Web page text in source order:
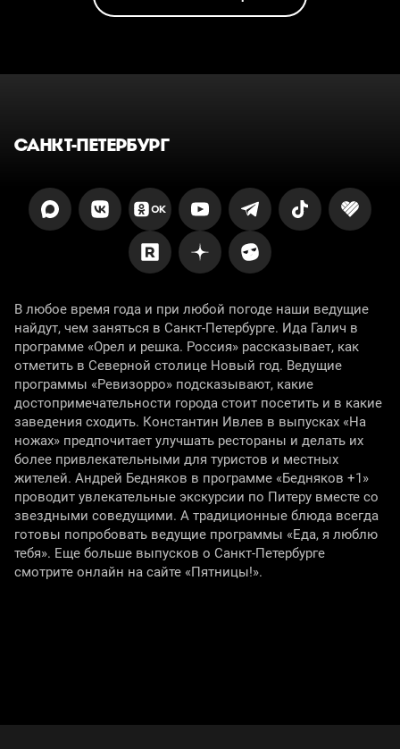
САНКТ-ПЕТЕРБУРГ
В любое время года и при любой погоде наши ведущие
найдут, чем заняться в Санкт-Петербурге. Ида Галич в
программе «Орел и решка. Россия» рассказывает, как
отметить в Северной столице Новый год. Ведущие
программы «Ревизорро» подсказывают, какие
достопримечательности города стоит посетить и в какие
заведения сходить. Константин Ивлев в выпусках «На
ножах» предпочитает улучшать рестораны и делать их
более привлекательными для туристов и местных
жителей. Андрей Бедняков в программе «Бедняков +1»
проводит увлекательные экскурсии по Питеру вместе со
звездными соведущими. А традиционные блюда всегда
готовы попробовать ведущие программы «Еда, я люблю
тебя». Еще больше выпусков о Санкт-Петербурге
смотрите онлайн на сайте «Пятницы!».